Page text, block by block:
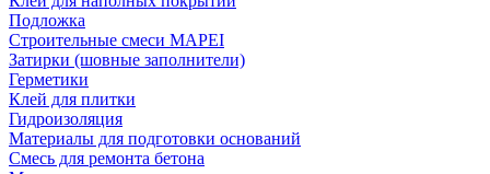
Подложка
Строительные смеси MAPEI
Затирки (шовные заполнители)
Герметики
Клей для плитки
Гидроизоляция
Материалы для подготовки оснований
Смесь для ремонта бетона